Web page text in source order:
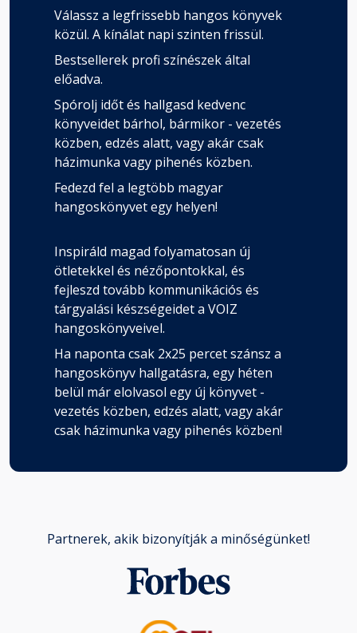
Válassz a legfrissebb hangos könyvek
közül. A kínálat napi szinten frissül.
Bestsellerek profi színészek által
előadva.
Spórolj időt és hallgasd kedvenc
könyveidet bárhol, bármikor - vezetés
közben, edzés alatt, vagy akár csak
házimunka vagy pihenés közben.
Fedezd fel a legtöbb magyar
hangoskönyvet egy helyen!
Inspiráld magad folyamatosan új
ötletekkel és nézőpontokkal, és
fejleszd tovább kommunikációs és
tárgyalási készségeidet a VOIZ
hangoskönyveivel.
Ha naponta csak 2x25 percet szánsz a
hangoskönyv hallgatásra, egy héten
belül már elolvasol egy új könyvet -
vezetés közben, edzés alatt, vagy akár
csak házimunka vagy pihenés közben!
Partnerek, akik bizonyítják a minőségünket!